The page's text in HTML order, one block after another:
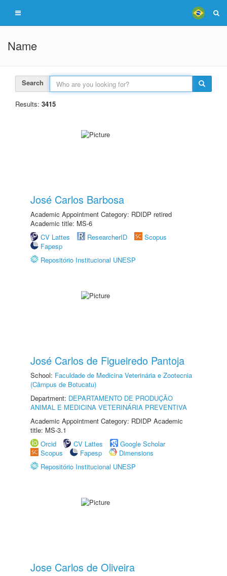
Name
Search
Results: 3415
José Carlos Barbosa
Academic Appointment Category: RDIDP retired
Academic title: MS-6
CV Lattes
ResearcherID
Scopus
Fapesp
Repositório Institucional UNESP
José Carlos de Figueiredo Pantoja
School: Faculdade de Medicina Veterinária e Zootecnia
(Câmpus de Botucatu)
Department: DEPARTAMENTO DE PRODUÇÃO
ANIMAL E MEDICINA VETERINÁRIA PREVENTIVA
Academic Appointment Category: RDIDP Academic
title: MS-3.1
Orcid
CV Lattes
Google Scholar
Scopus
Fapesp
Dimensions
Repositório Institucional UNESP
Jose Carlos de Oliveira